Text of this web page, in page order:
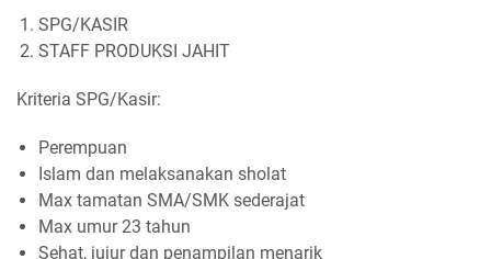
SPG/KASIR
STAFF PRODUKSI JAHIT
Kriteria SPG/Kasir:
Perempuan
Islam dan melaksanakan sholat
Max tamatan SMA/SMK sederajat
Max umur 23 tahun
Sehat, jujur dan penampilan menarik